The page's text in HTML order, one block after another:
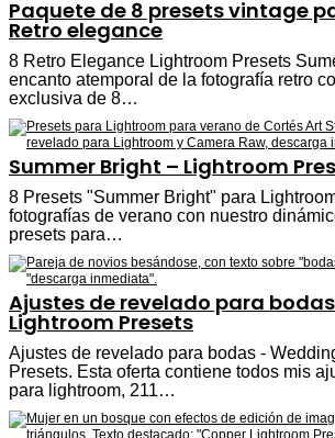
Paquete de 8 presets vintage
Retro elegance
8 Retro Elegance Lightroom Presets
encanto atemporal de la fotografía retro
exclusiva de 8…
Summer Bright – Lightroom
8 Presets "Summer Bright" para
fotografías de verano con nuestro
presets para…
Ajustes de revelado para
Lightroom Presets
Ajustes de revelado para bodas -
Presets. Esta oferta contiene todos mis
para lightroom, 211…